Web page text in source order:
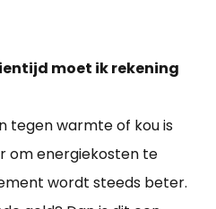
moet ik rekening
tegen warmte of kou is
om energiekosten te
wordt steeds beter.